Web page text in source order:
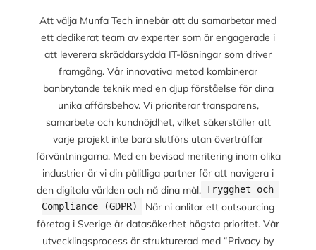
Att välja Munfa Tech innebär att du samarbetar med
ett dedikerat team av experter som är engagerade i
att leverera skräddarsydda IT-lösningar som driver
framgång. Vår innovativa metod kombinerar
banbrytande teknik med en djup förståelse för dina
unika affärsbehov. Vi prioriterar transparens,
samarbete och kundnöjdhet, vilket säkerställer att
varje projekt inte bara slutförs utan överträffar
förväntningarna. Med en bevisad meritering inom olika
industrier är vi din pålitliga partner för att navigera i
den digitala världen och nå dina mål. Trygghet och
Compliance (GDPR)
När ni anlitar ett outsourcing
företag i Sverige är datasäkerhet högsta prioritet. Vår
utvecklingsprocess är strukturerad med “Privacy by